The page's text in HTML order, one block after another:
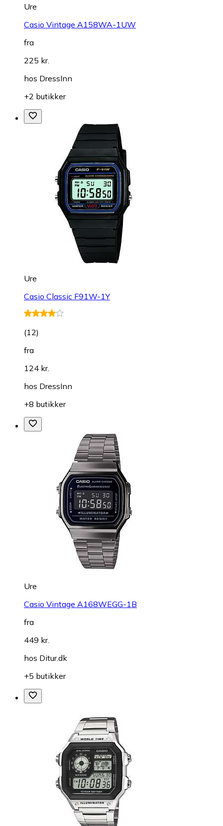
Ure
Casio Vintage A158WA-1UW
fra
225 kr.
hos DressInn
+2 butikker
Ure
Casio Classic F91W-1Y
(12)
fra
124 kr.
hos DressInn
+8 butikker
Ure
Casio Vintage A168WEGG-1B
fra
449 kr.
hos Ditur.dk
+5 butikker